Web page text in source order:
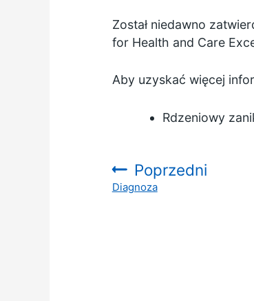
Został niedawno
for Health and Care
Aby uzyskać więcej
Rdzeniowy
Poprzedni
:Diagnoza